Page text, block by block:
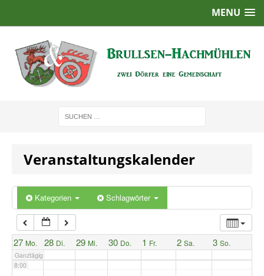
MENU
Veranstaltungskalender
Kategorien Schlagwörter
27 Mo. 28 Di. 29 Mi. 30 Do. 1 Fr. 2 Sa. 3 So.
Ganztägig
2:00
5:00
7:00
8:00